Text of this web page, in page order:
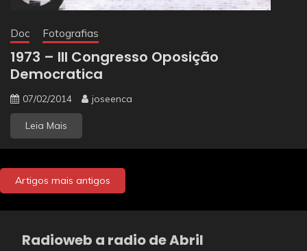
Doc Fotografias
1973 – III Congresso Oposição
Democratica
07/02/2014 joseenca
Leia Mais
Navegação
artigos
Artigos mais antigos
Radioweb a radio de Abril